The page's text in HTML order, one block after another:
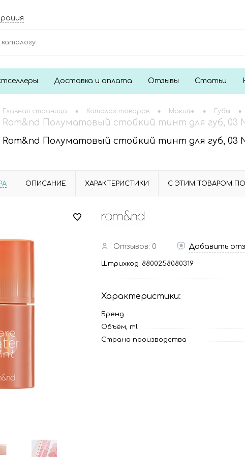
Доставка и оплата Отзывы Статьи
Главная страница • Каталог товаров • Макияж • Губы •
Rom&nd Полуматовый стойкий тинт для губ, 03
Rom&nd Полуматовый стойкий тинт для губ, 03
ОПИСАНИЕ ХАРАКТЕРИСТИКИ С ЭТИМ ТОВАРОМ
Отзывов: 0 Добавить
Штрихкод: 8800258080319
Характеристики:
Бренд
Объём, ml
Страна производства